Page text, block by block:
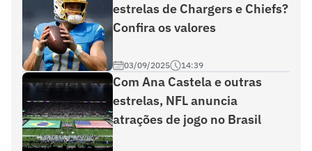
estrelas de Chargers e Chiefs?
Confira os valores
03/09/2025 14:39
Com Ana Castela e outras
estrelas, NFL anuncia
atrações de jogo no Brasil